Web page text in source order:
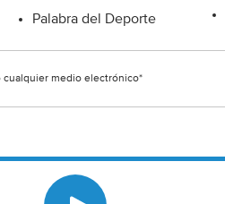
Palabra del Deporte
cualquier medio electrónico*